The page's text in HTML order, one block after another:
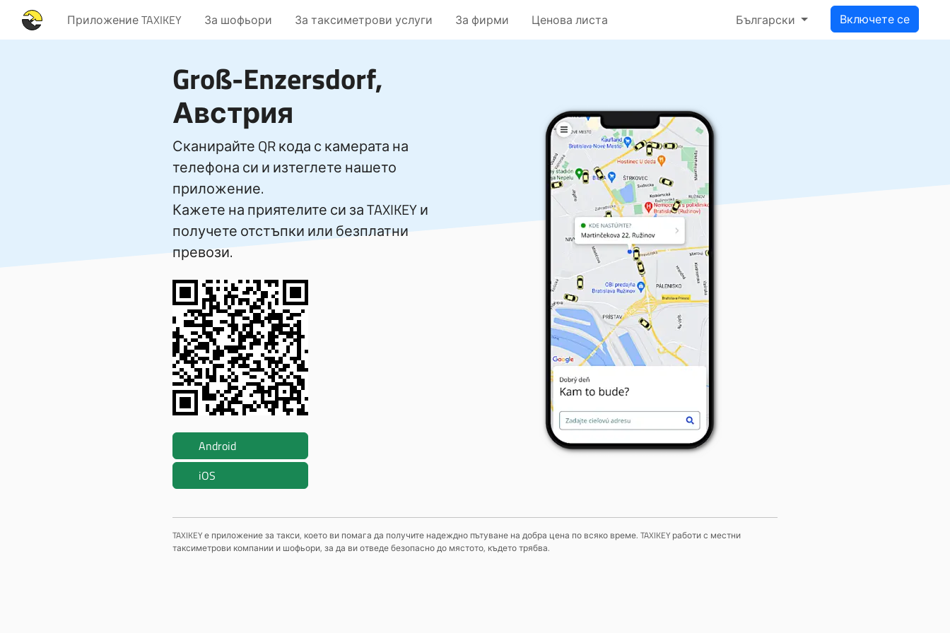
Приложение TAXIKEY За шофьори За таксиметрови услуги За фирми Ценова листа Български Включете се
Groß-Enzersdorf,
Австрия
Сканирайте QR кода с камерата на
телефона си и изтеглете нашето
приложение.
Кажете на приятелите си за TAXIKEY и
получете отстъпки или безплатни
превози.
Android
iOS
TAXIKEY е приложение за такси, което ви помага да получите надеждно пътуване на добра цена по всяко време. TAXIKEY работи с местни
таксиметрови компании и шофьори, за да ви отведе безопасно до мястото, където трябва.